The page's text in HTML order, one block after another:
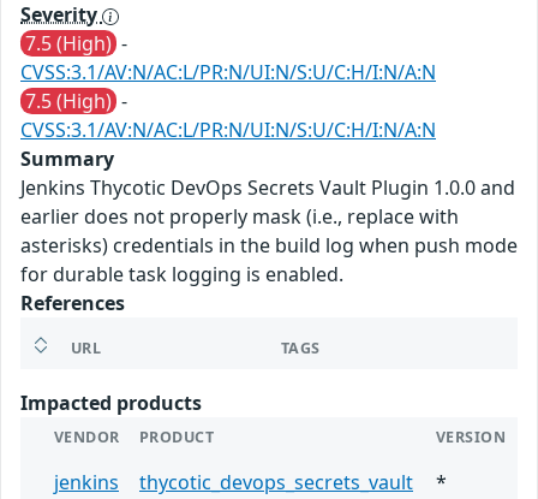
Severity
7.5 (High) -
CVSS:3.1/AV:N/AC:L/PR:N/UI:N/S:U/C:H/I:N/A:N
7.5 (High) -
CVSS:3.1/AV:N/AC:L/PR:N/UI:N/S:U/C:H/I:N/A:N
Summary
Jenkins Thycotic DevOps Secrets Vault Plugin 1.0.0 and
earlier does not properly mask (i.e., replace with
asterisks) credentials in the build log when push mode
for durable task logging is enabled.
References
URL TAGS
Impacted products
VENDOR PRODUCT VERSION
jenkins thycotic_devops_secrets_vault *